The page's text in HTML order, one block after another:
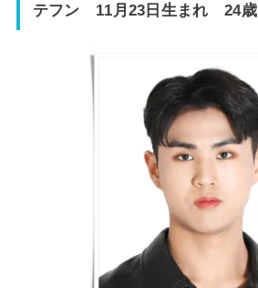
テフン 11月23日生まれ 24歳